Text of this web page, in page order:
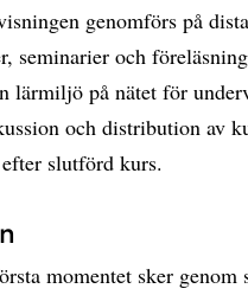
genomförs på
seminarier och
lärmiljö på nätet för
och distribution av
slutförd kurs.
momentet sker